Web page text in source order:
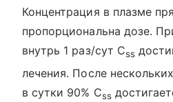
Концентрация в плазме
пропорциональна дозе.
внутрь 1 раз/сут Css
лечения. После
в сутки 90% Css